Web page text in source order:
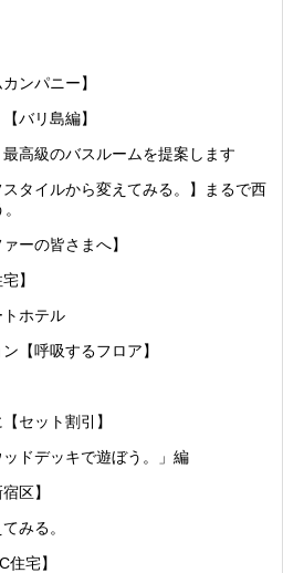
ンパニー】
バリ島編】
高級のバスルームを提案します
タイルから変えてみる。】まるで西
ーの皆さまへ】
】
ホテル
【呼吸するフロア】
セット割引】
ドデッキで遊ぼう。」編
区】
みる。
宅】